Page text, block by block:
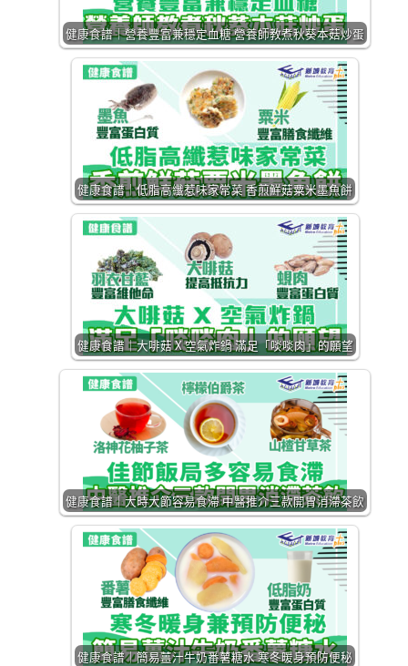
健康食譜｜營養豐富兼穩定血糖 營養師教煮秋葵本菇炒蛋
健康食譜｜低脂高纖惹味家常菜 香煎鮮菇粟米墨魚餅
健康食譜｜大啡菇 X 空氣炸鍋 滿足「啖啖肉」的願望
健康食譜｜大時大節容易食滯 中醫推介三款開胃消滯茶飲
健康食譜｜簡易薑汁牛奶番薯糖水 寒冬暖身預防便秘